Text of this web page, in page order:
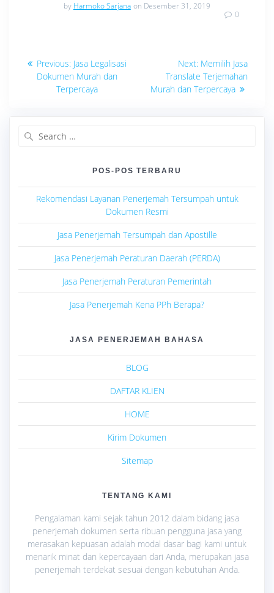
by Harmoko Sarjana on Desember 31, 2019
0
Navigasi
pos
Previous: Previous
post:
Jasa Legalisasi
Dokumen Murah dan
Terpercaya
Next: Next
post:
Memilih Jasa
Translate Terjemahan
Murah dan Terpercaya
POS-POS TERBARU
Rekomendasi Layanan Penerjemah Tersumpah untuk
Dokumen Resmi
Jasa Penerjemah Tersumpah dan Apostille
Jasa Penerjemah Peraturan Daerah (PERDA)
Jasa Penerjemah Peraturan Pemerintah
Jasa Penerjemah Kena PPh Berapa?
JASA PENERJEMAH BAHASA
BLOG
DAFTAR KLIEN
HOME
Kirim Dokumen
Sitemap
TENTANG KAMI
Pengalaman kami sejak tahun 2012 dalam bidang jasa
penerjemah dokumen serta ribuan pengguna jasa yang
merasakan kepuasan adalah modal dasar bagi kami untuk
menarik minat dan kepercayaan dari Anda, merupakan jasa
penerjemah terdekat sesuai dengan kebutuhan Anda.